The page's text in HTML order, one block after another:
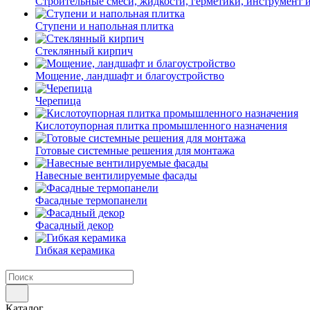
Ступени и напольная плитка
Cтеклянный кирпич
Мощение, ландшафт и благоустройство
Черепица
Кислотоупорная плитка промышленного назначения
Готовые системные решения для монтажа
Навесные вентилируемые фасады
Фасадные термопанели
Фасадный декор
Гибкая керамика